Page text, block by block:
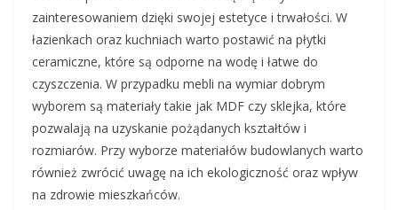
zainteresowaniem dzięki swojej estetyce i trwałości. W
łazienkach oraz kuchniach warto postawić na płytki
ceramiczne, które są odporne na wodę i łatwe do
czyszczenia. W przypadku mebli na wymiar dobrym
wyborem są materiały takie jak MDF czy sklejka, które
pozwalają na uzyskanie pożądanych kształtów i
rozmiarów. Przy wyborze materiałów budowlanych warto
również zwrócić uwagę na ich ekologiczność oraz wpływ
na zdrowie mieszkańców.